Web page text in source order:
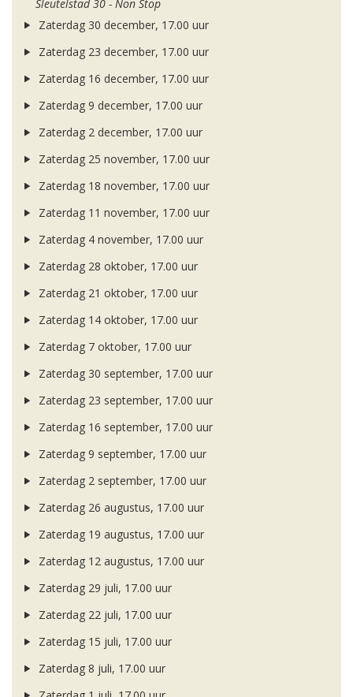
Sleutelstad 30 - Non Stop
Zaterdag 30 december, 17.00 uur
Zaterdag 23 december, 17.00 uur
Zaterdag 16 december, 17.00 uur
Zaterdag 9 december, 17.00 uur
Zaterdag 2 december, 17.00 uur
Zaterdag 25 november, 17.00 uur
Zaterdag 18 november, 17.00 uur
Zaterdag 11 november, 17.00 uur
Zaterdag 4 november, 17.00 uur
Zaterdag 28 oktober, 17.00 uur
Zaterdag 21 oktober, 17.00 uur
Zaterdag 14 oktober, 17.00 uur
Zaterdag 7 oktober, 17.00 uur
Zaterdag 30 september, 17.00 uur
Zaterdag 23 september, 17.00 uur
Zaterdag 16 september, 17.00 uur
Zaterdag 9 september, 17.00 uur
Zaterdag 2 september, 17.00 uur
Zaterdag 26 augustus, 17.00 uur
Zaterdag 19 augustus, 17.00 uur
Zaterdag 12 augustus, 17.00 uur
Zaterdag 29 juli, 17.00 uur
Zaterdag 22 juli, 17.00 uur
Zaterdag 15 juli, 17.00 uur
Zaterdag 8 juli, 17.00 uur